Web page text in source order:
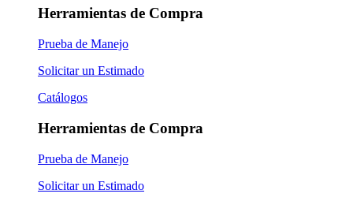
Herramientas de Compra
Prueba de Manejo
Solicitar un Estimado
Catálogos
Herramientas de Compra
Prueba de Manejo
Solicitar un Estimado